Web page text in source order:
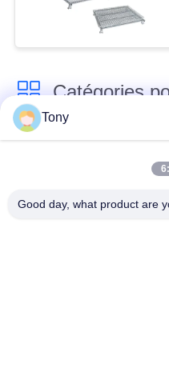
Catégories
chariot de achat à
Tony
Good day, what product are